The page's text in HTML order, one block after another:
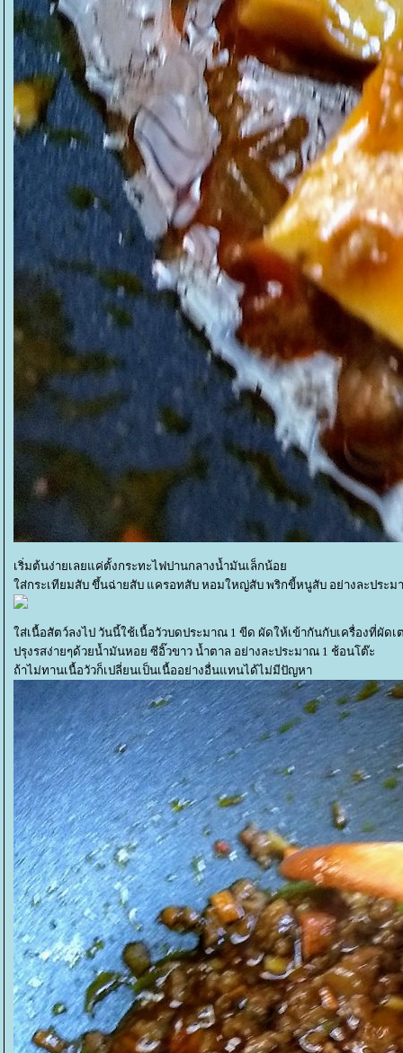
เริ่มต้นง่ายเลยแค่ตั้งกระทะไฟปานกลางน้ำมันเล็กน้อ
ส่กระเทียมสับ ขึ้นฉ่ายสับ แครอทสับ หอมใหญ่สับ พริกขี้หนูสับ อย่างละประ
ส่เนื้อสัตว์ลงไป วันนี้ใช้เนื้อวัวบดประมาณ 1 ขีด ผัดให้เข้ากันกับเครื่องที่ผัดเ
ปรุงรสง่ายๆด้วยน้ำมันหอย ซีอิ๊วขาว น้ำตาล อย่างละประมาณ 1 ช้อนโต๊ะ
ถ้าไม่ทานเนื้อวัวก็เปลี่ยนเป็นเนื้ออย่างอื่นแทนได้ไม่มีปัญหา